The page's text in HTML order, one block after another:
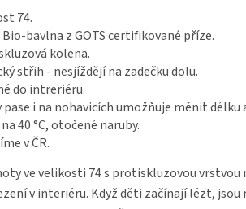
74.
Bio-bavlna z GOTS certifikované příze.
kolena.
střih - nesjíždějí na zadečku dolu.
do intreriéru.
pase i na nohavicích umožňuje měnit délku
na 40 °C, otočené naruby.
v ČR.
ve velikosti 74 s protiskluzovou vrstvou
v interiéru. Když děti začínají lézt,